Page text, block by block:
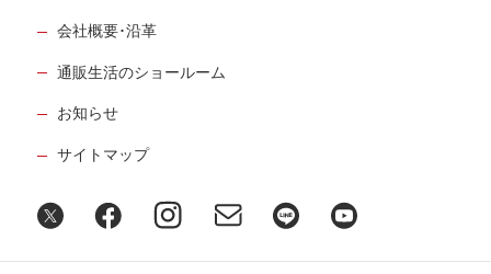
会社概要･沿革
通販生活のショールーム
お知らせ
サイトマップ